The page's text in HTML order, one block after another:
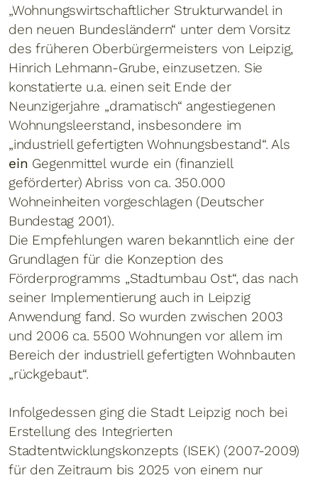
„Wohnungswirtschaftlicher Strukturwandel in
den neuen Bundesländern“ unter dem Vorsitz
des früheren Oberbürgermeisters von Leipzig,
Hinrich Lehmann-Grube, einzusetzen. Sie
konstatierte u.a. einen seit Ende der
Neunzigerjahre „dramatisch“ angestiegenen
Wohnungsleerstand, insbesondere im
„industriell gefertigten Wohnungsbestand“. Als
ein Gegenmittel wurde ein (finanziell
geförderter) Abriss von ca. 350.000
Wohneinheiten vorgeschlagen (Deutscher
Bundestag 2001).
Die Empfehlungen waren bekanntlich eine der
Grundlagen für die Konzeption des
Förderprogramms „Stadtumbau Ost“, das nach
seiner Implementierung auch in Leipzig
Anwendung fand. So wurden zwischen 2003
und 2006 ca. 5500 Wohnungen vor allem im
Bereich der industriell gefertigten Wohnbauten
„rückgebaut“.
Infolgedessen ging die Stadt Leipzig noch bei
Erstellung des Integrierten
Stadtentwicklungskonzepts (ISEK) (2007-2009)
für den Zeitraum bis 2025 von einem nur